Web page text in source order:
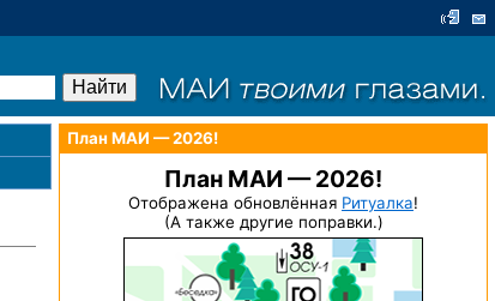
План МАИ — 2026!
План МАИ — 2026!
Отображена обновлённая Ритуалка!
(А также другие поправки.)